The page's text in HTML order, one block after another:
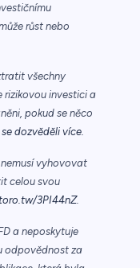
růst nebo
všechny
rizikovou investici a
pokud se něco
dozvěděli více.
vyhovovat
celou svou
3PI44nZ.
a neposkytuje
odpovědnost za